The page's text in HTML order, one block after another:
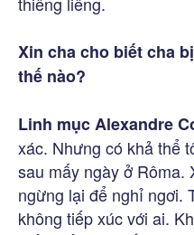
Xin cha cho biết cha
thế nào?
Linh mục Alexandre
xác. Nhưng có khả thể
sau mấy ngày ở Rôma.
ngừng lại để nghỉ ngơi.
không tiếp xúc với ai.